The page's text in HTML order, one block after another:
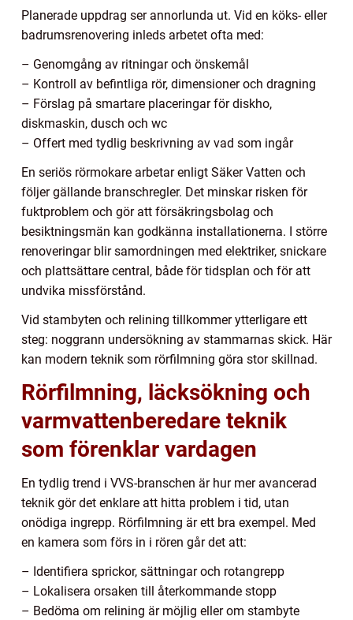
Planerade uppdrag ser annorlunda ut. Vid en köks- eller
badrumsrenovering inleds arbetet ofta med:
– Genomgång av ritningar och önskemål
– Kontroll av befintliga rör, dimensioner och dragning
– Förslag på smartare placeringar för diskho,
diskmaskin, dusch och wc
– Offert med tydlig beskrivning av vad som ingår
En seriös rörmokare arbetar enligt Säker Vatten och
följer gällande branschregler. Det minskar risken för
fuktproblem och gör att försäkringsbolag och
besiktningsmän kan godkänna installationerna. I större
renoveringar blir samordningen med elektriker, snickare
och plattsättare central, både för tidsplan och för att
undvika missförstånd.
Vid stambyten och relining tillkommer ytterligare ett
steg: noggrann undersökning av stammarnas skick. Här
kan modern teknik som rörfilmning göra stor skillnad.
Rörfilmning, läcksökning och
varmvattenberedare teknik
som förenklar vardagen
En tydlig trend i VVS-branschen är hur mer avancerad
teknik gör det enklare att hitta problem i tid, utan
onödiga ingrepp. Rörfilmning är ett bra exempel. Med
en kamera som förs in i rören går det att:
– Identifiera sprickor, sättningar och rotangrepp
– Lokalisera orsaken till återkommande stopp
– Bedöma om relining är möjlig eller om stambyte